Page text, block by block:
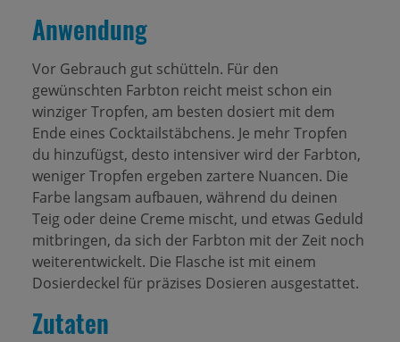
Anwendung
Vor Gebrauch gut schütteln. Für den
gewünschten Farbton reicht meist schon ein
winziger Tropfen, am besten dosiert mit dem
Ende eines Cocktailstäbchens. Je mehr Tropfen
du hinzufügst, desto intensiver wird der Farbton,
weniger Tropfen ergeben zartere Nuancen. Die
Farbe langsam aufbauen, während du deinen
Teig oder deine Creme mischt, und etwas Geduld
mitbringen, da sich der Farbton mit der Zeit noch
weiterentwickelt. Die Flasche ist mit einem
Dosierdeckel für präzises Dosieren ausgestattet.
Zutaten